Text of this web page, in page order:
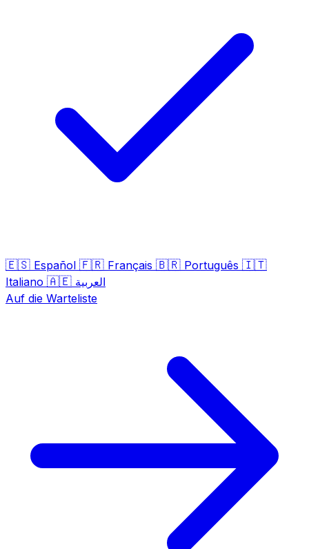
🇪🇸 Español 🇫🇷 Français 🇧🇷 Português 🇮🇹
Italiano 🇦🇪 العربية
Auf die Warteliste